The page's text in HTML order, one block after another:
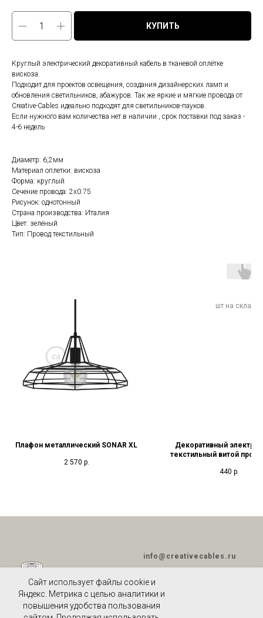
КУПИТЬ
Круглый электрический декоративный кабель в тканевой оплётке
вискоза.
Подходит для проектов освещения, создания дизайнерских ламп и
обновления светильников, абажуров. Так же яркие и мягкие провода от
Creative-Cables идеально подходят для светильников-пауков.
Если нужного вам количества нет в наличии , срок поставки под заказ -
4-6 недель
Диаметр: 6,2мм
Материал оплетки: вискоза
Форма: круглый
Сечение провода: 2х0.75
Рисунок: однотонный
Страна производства: Италия
Цвет: зелёный
Тип: Провод текстильный
Плафон металлический SONAR XL
2 570 р.
Декоративный
текстильный витой
440 р.
Сайт использует файлы cookie и
Яндекс. Метрика с целью аналитики и
повышения удобства пользования
ПОЛИТИКА
info@creativecables.ru